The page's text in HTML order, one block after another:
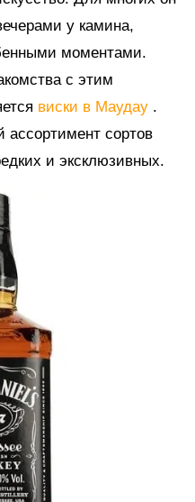
у камина,
моментами.
с этим
виски в Маудау .
сортов
и эксклюзивных.